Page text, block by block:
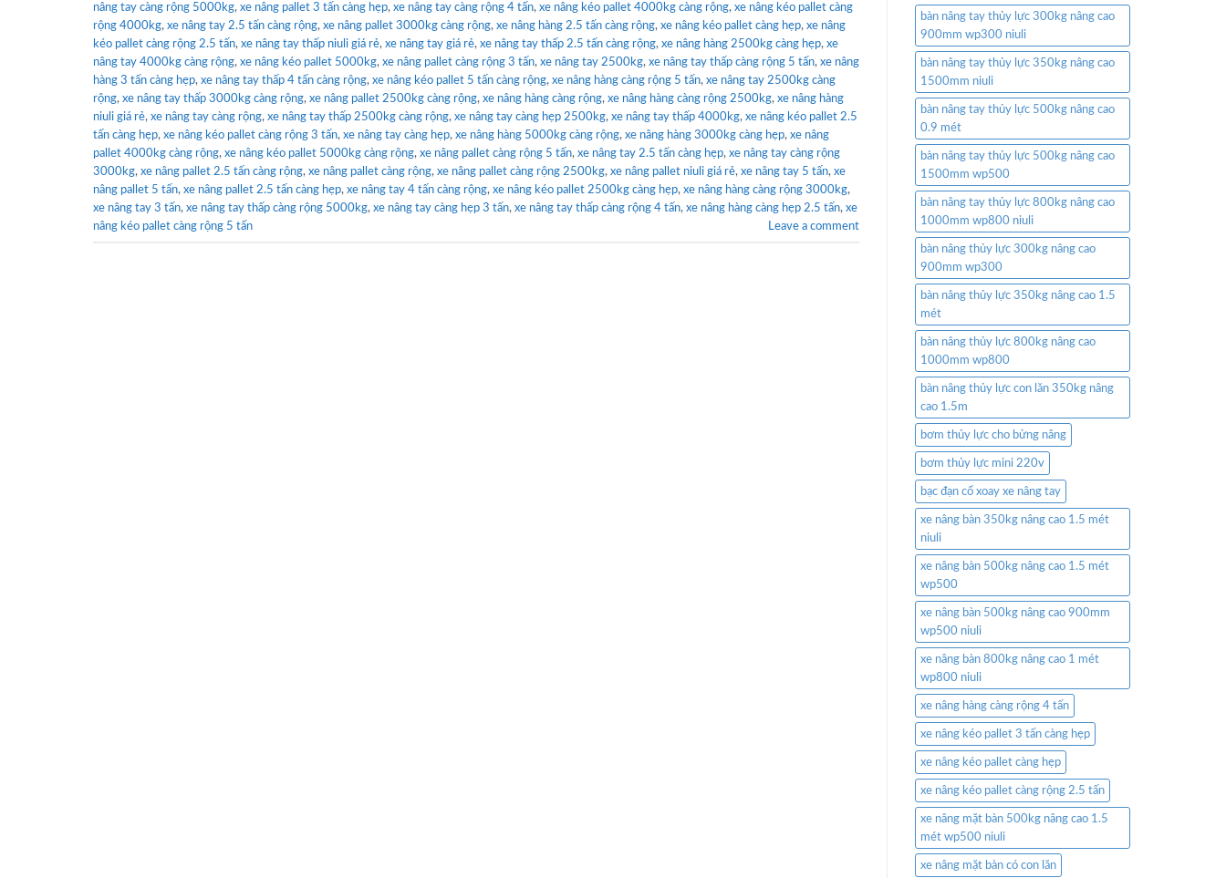
nâng tay càng rộng 5000kg, xe nâng pallet 3 tấn càng hẹp, xe nâng tay càng rộng 4 tấn, xe nâng kéo pallet 4000kg càng rộng, xe nâng kéo pallet càng
rộng 4000kg, xe nâng tay 2.5 tấn càng rộng, xe nâng pallet 3000kg càng rộng, xe nâng hàng 2.5 tấn càng rộng, xe nâng kéo pallet càng hẹp, xe nâng
kéo pallet càng rộng 2.5 tấn, xe nâng tay thấp niuli giá rẻ, xe nâng tay giá rẻ, xe nâng tay thấp 2.5 tấn càng rộng, xe nâng hàng 2500kg càng hẹp, xe
nâng tay 4000kg càng rộng, xe nâng kéo pallet 5000kg, xe nâng pallet càng rộng 3 tấn, xe nâng tay 2500kg, xe nâng tay thấp càng rộng 5 tấn, xe nâng
hàng 3 tấn càng hẹp, xe nâng tay thấp 4 tấn càng rộng, xe nâng kéo pallet 5 tấn càng rộng, xe nâng hàng càng rộng 5 tấn, xe nâng tay 2500kg càng
rộng, xe nâng tay thấp 3000kg càng rộng, xe nâng pallet 2500kg càng rộng, xe nâng hàng càng rộng, xe nâng hàng càng rộng 2500kg, xe nâng hàng
niuli giá rẻ, xe nâng tay càng rộng, xe nâng tay thấp 2500kg càng rộng, xe nâng tay càng hẹp 2500kg, xe nâng tay thấp 4000kg, xe nâng kéo pallet 2.5
tấn càng hẹp, xe nâng kéo pallet càng rộng 3 tấn, xe nâng tay càng hẹp, xe nâng hàng 5000kg càng rộng, xe nâng hàng 3000kg càng hẹp, xe nâng
pallet 4000kg càng rộng, xe nâng kéo pallet 5000kg càng rộng, xe nâng pallet càng rộng 5 tấn, xe nâng tay 2.5 tấn càng hẹp, xe nâng tay càng rộng
3000kg, xe nâng pallet 2.5 tấn càng rộng, xe nâng pallet càng rộng, xe nâng pallet càng rộng 2500kg, xe nâng pallet niuli giá rẻ, xe nâng tay 5 tấn, xe
nâng pallet 5 tấn, xe nâng pallet 2.5 tấn càng hẹp, xe nâng tay 4 tấn càng rộng, xe nâng kéo pallet 2500kg càng hẹp, xe nâng hàng càng rộng 3000kg,
xe nâng tay 3 tấn, xe nâng tay thấp càng rộng 5000kg, xe nâng tay càng hẹp 3 tấn, xe nâng tay thấp càng rộng 4 tấn, xe nâng hàng càng hẹp 2.5 tấn, xe
nâng kéo pallet càng rộng 5 tấn
Leave a comment
bàn nâng tay thủy lực 300kg nâng cao
900mm wp300 niuli
bàn nâng tay thủy lực 350kg nâng cao
1500mm niuli
bàn nâng tay thủy lực 500kg nâng cao
0.9 mét
bàn nâng tay thủy lực 500kg nâng cao
1500mm wp500
bàn nâng tay thủy lực 800kg nâng cao
1000mm wp800 niuli
bàn nâng thủy lực 300kg nâng cao
900mm wp300
bàn nâng thủy lực 350kg nâng cao 1.5
mét
bàn nâng thủy lực 800kg nâng cao
1000mm wp800
bàn nâng thủy lực con lăn 350kg nâng
cao 1.5m
bơm thủy lực cho bửng nâng
bơm thủy lực mini 220v
bạc đạn cổ xoay xe nâng tay
xe nâng bàn 350kg nâng cao 1.5 mét
niuli
xe nâng bàn 500kg nâng cao 1.5 mét
wp500
xe nâng bàn 500kg nâng cao 900mm
wp500 niuli
xe nâng bàn 800kg nâng cao 1 mét
wp800 niuli
xe nâng hàng càng rộng 4 tấn
xe nâng kéo pallet 3 tấn càng hẹp
xe nâng kéo pallet càng hẹp
xe nâng kéo pallet càng rộng 2.5 tấn
xe nâng mặt bàn 500kg nâng cao 1.5
mét wp500 niuli
xe nâng mặt bàn có con lăn